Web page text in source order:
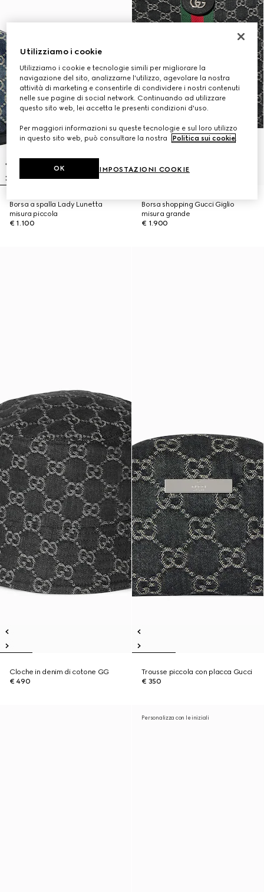
Borsa a spalla Lady Lunetta
misura piccola
€ 1.100
Borsa shopping Gucci Giglio
misura grande
€ 1.900
Cloche in denim di cotone GG
€ 490
Trousse piccola con placca Gucci
€ 350
Personalizza con le iniziali
Utilizziamo i cookie
Utilizziamo i cookie e tecnologie simili per migliorare la
navigazione del sito, analizzarne l'utilizzo, agevolare la nostra
attività di marketing e consentirle di condividere i nostri contenuti
nelle sue pagine di social network. Continuando ad utilizzare
questo sito web, lei accetta le presenti condizioni d'uso.
Per maggiori informazioni su queste tecnologie e sul loro utilizzo
in questo sito web, può consultare la nostra
Politica sui cookie.
IMPOSTAZIONI COOKIE
OK